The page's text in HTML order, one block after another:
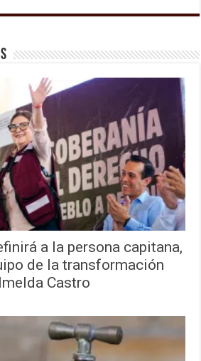
a la persona capitana,
de la transformación
Castro